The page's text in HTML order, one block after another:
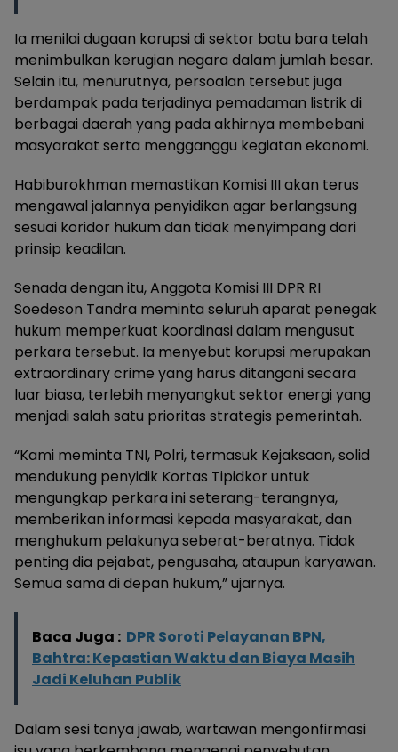
Ia menilai dugaan korupsi di sektor batu bara telah
menimbulkan kerugian negara dalam jumlah besar.
Selain itu, menurutnya, persoalan tersebut juga
berdampak pada terjadinya pemadaman listrik di
berbagai daerah yang pada akhirnya membebani
masyarakat serta mengganggu kegiatan ekonomi.
Habiburokhman memastikan Komisi III akan terus
mengawal jalannya penyidikan agar berlangsung
sesuai koridor hukum dan tidak menyimpang dari
prinsip keadilan.
Senada dengan itu, Anggota Komisi III DPR RI
Soedeson Tandra meminta seluruh aparat penegak
hukum memperkuat koordinasi dalam mengusut
perkara tersebut. Ia menyebut korupsi merupakan
extraordinary crime yang harus ditangani secara
luar biasa, terlebih menyangkut sektor energi yang
menjadi salah satu prioritas strategis pemerintah.
“Kami meminta TNI, Polri, termasuk Kejaksaan, solid
mendukung penyidik Kortas Tipidkor untuk
mengungkap perkara ini seterang-terangnya,
memberikan informasi kepada masyarakat, dan
menghukum pelakunya seberat-beratnya. Tidak
penting dia pejabat, pengusaha, ataupun karyawan.
Semua sama di depan hukum,” ujarnya.
Baca Juga : DPR Soroti Pelayanan BPN,
Bahtra: Kepastian Waktu dan Biaya Masih
Jadi Keluhan Publik
Dalam sesi tanya jawab, wartawan mengonfirmasi